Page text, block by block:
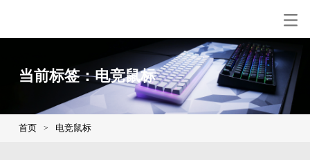
当前标签：电竞鼠标
首页 > 电竞鼠标